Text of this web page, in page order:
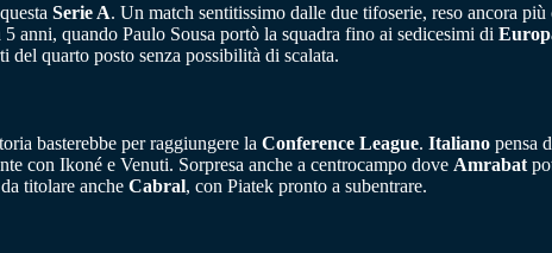
Serie A. Un match sentitissimo dalle due tifoserie, reso ancora più
anni, quando Paulo Sousa portò la squadra fino ai sedicesimi di
quarto posto senza possibilità di scalata.
basterebbe per raggiungere la Conference League. Italiano pensa
con Ikoné e Venuti. Sorpresa anche a centrocampo dove Amrabat
titolare anche Cabral, con Piatek pronto a subentrare.